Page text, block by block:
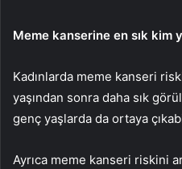
Meme kanserine en sık kim
Kadınlarda meme kanseri
yaşından sonra daha sık
genç yaşlarda da ortaya
Ayrıca meme kanseri riskini